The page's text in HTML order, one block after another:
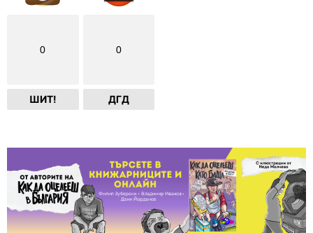
0
ШИТ!
0
ДГД